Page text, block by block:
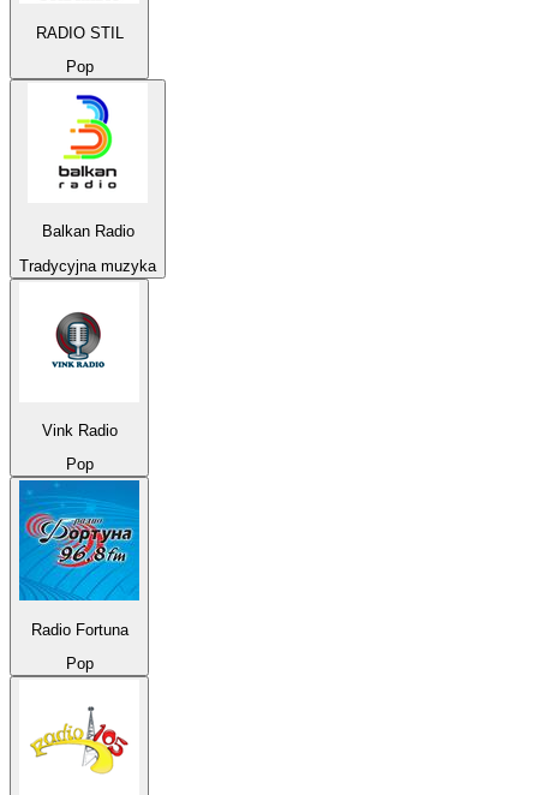
RADIO STIL
Pop
Balkan Radio
Tradycyjna muzyka
Vink Radio
Pop
Radio Fortuna
Pop